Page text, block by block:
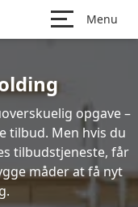
Menu
opgave –
tilbud. Men hvis du
tilbudstjeneste, får
måder at få nyt